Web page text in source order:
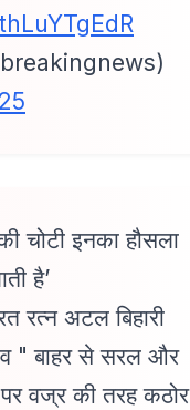
चोटी इनका हौसला
है’
रत्न अटल बिहारी
" बाहर से सरल और
वज्र की तरह कठोर